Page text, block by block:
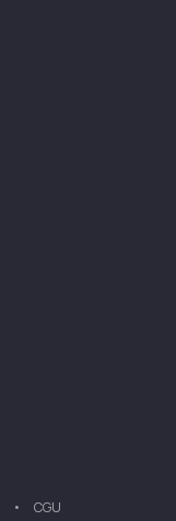
• CGU